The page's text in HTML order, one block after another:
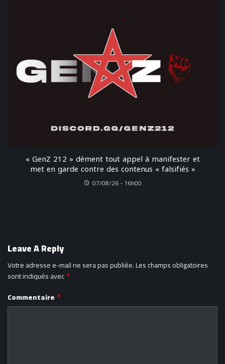
« GenZ 212 » dément tout appel à manifester et
met en garde contre des contenus « falsifiés »
07/08/26 - 16h00
Leave A Reply
Votre adresse e-mail ne sera pas publiée.Les champs obligatoires
sont indiqués avec *
Commentaire *